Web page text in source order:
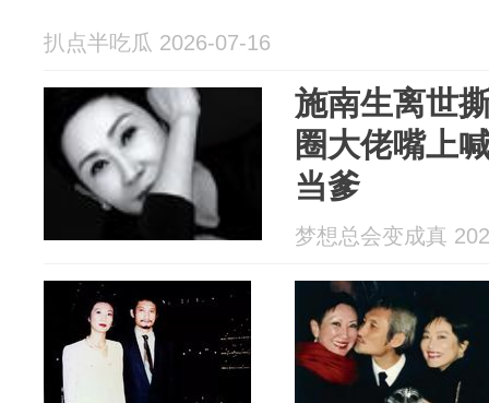
扒点半吃瓜 2026-07-16
施南生离世
圈大佬嘴上
当爹
梦想总会变成真